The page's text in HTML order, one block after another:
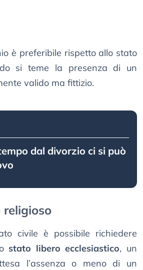
è preferibile rispetto allo stato
si teme la presenza di un
valido ma fittizio.
dal divorzio ci si può
civile è possibile richiedere
stato libero ecclesiastico, un
l’assenza o meno di un